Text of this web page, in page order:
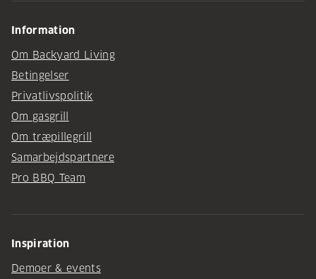
Information
Om Backyard Living
Betingelser
Privatlivspolitik
Om gasgrill
Om træpillegrill
Samarbejdspartnere
Pro BBQ Team
Inspiration
Demoer & events